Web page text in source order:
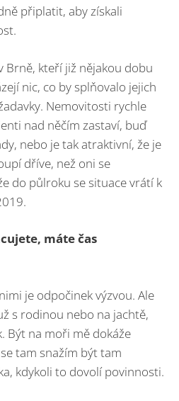
připlatit, aby získali
Brně, kteří již nějakou dobu
nic, co by splňovalo jejich
Nemovitosti rychle
nad něčím zastaví, buď
nebo je tak atraktivní, že je
dříve, než oni se
do půlroku se situace vrátí k
máte čas
je odpočinek výzvou. Ale
s rodinou nebo na jachtě,
Být na moři mě dokáže
tam snažím být tam
kdykoli to dovolí povinnosti.